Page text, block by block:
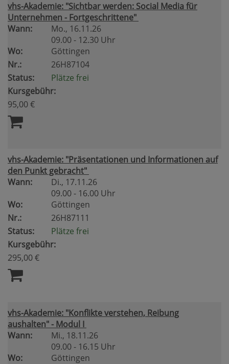
vhs-Akademie: "Sichtbar werden: Social Media für
Unternehmen - Fortgeschrittene"
Wann:
Mo., 16.11.26
09.00 - 12.30 Uhr
Wo:
Göttingen
Nr.:
26H87104
Status:
Plätze frei
Kursgebühr:
95,00 €
vhs-Akademie: "Präsentationen und Informationen auf
den Punkt gebracht"
Wann:
Di., 17.11.26
09.00 - 16.00 Uhr
Wo:
Göttingen
Nr.:
26H87111
Status:
Plätze frei
Kursgebühr:
295,00 €
vhs-Akademie: "Konflikte verstehen, Reibung
aushalten" - Modul I
Wann:
Mi., 18.11.26
09.00 - 16.15 Uhr
Wo:
Göttingen